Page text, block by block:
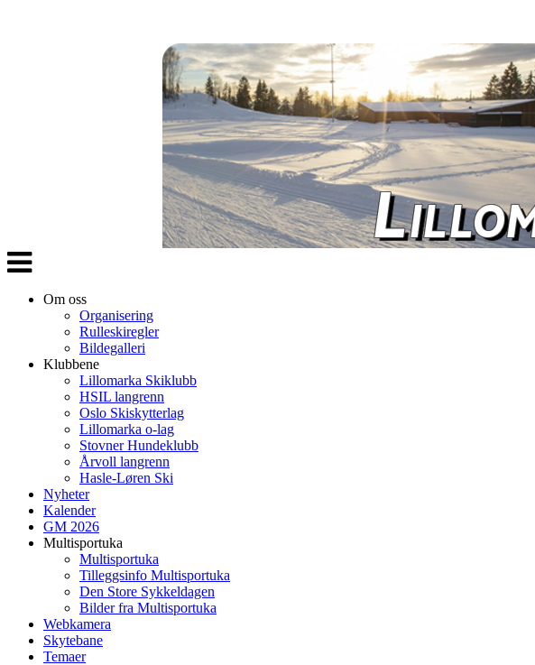
Veksle
navigasjon
Om oss
Organisering
Rulleskiregler
Bildegalleri
Klubbene
Lillomarka Skiklubb
HSIL langrenn
Oslo Skiskytterlag
Lillomarka o-lag
Stovner Hundeklubb
Årvoll langrenn
Hasle-Løren Ski
Nyheter
Kalender
GM 2026
Multisportuka
Multisportuka
Tilleggsinfo Multisportuka
Den Store Sykkeldagen
Bilder fra Multisportuka
Webkamera
Skytebane
Temaer